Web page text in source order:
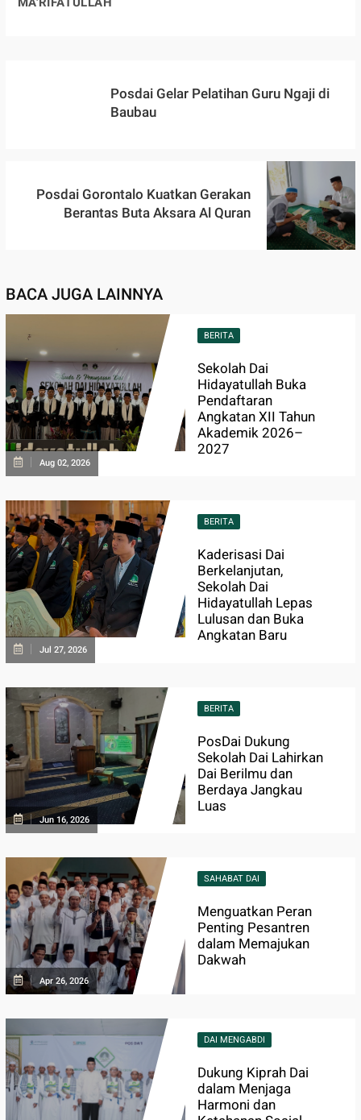
Posdai Gelar Pelatihan Guru Ngaji di
Baubau
Posdai Gorontalo Kuatkan Gerakan
Berantas Buta Aksara Al Quran
BACA JUGA LAINNYA
Aug 02, 2026
BERITA
Sekolah Dai
Hidayatullah Buka
Pendaftaran
Angkatan XII Tahun
Akademik 2026–
2027
Jul 27, 2026
BERITA
Kaderisasi Dai
Berkelanjutan,
Sekolah Dai
Hidayatullah Lepas
Lulusan dan Buka
Angkatan Baru
Jun 16, 2026
BERITA
PosDai Dukung
Sekolah Dai Lahirkan
Dai Berilmu dan
Berdaya Jangkau
Luas
Apr 26, 2026
SAHABAT DAI
Menguatkan Peran
Penting Pesantren
dalam Memajukan
Dakwah
DAI MENGABDI
Dukung Kiprah Dai
dalam Menjaga
Harmoni dan